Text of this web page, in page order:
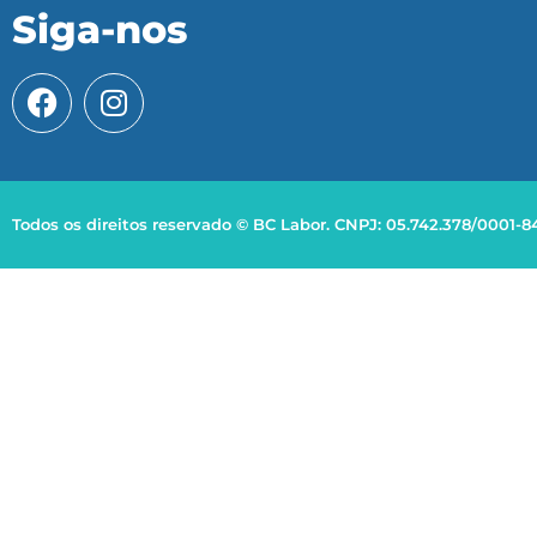
Siga-nos
Todos os direitos reservado © BC Labor. CNPJ: 05.742.378/0001-